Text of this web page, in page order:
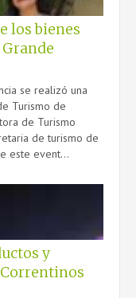
los bienes
se realizó una
Turismo de
de Turismo
de turismo de
este event...
y